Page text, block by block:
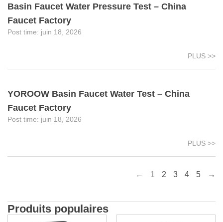
Basin Faucet Water Pressure Test – China
Faucet Factory
juin 18, 2026
PLUS >>
YOROOW Basin Faucet Water Test – China
Faucet Factory
juin 18, 2026
PLUS >>
← 1 2 3 4 5 →
Produits populaires